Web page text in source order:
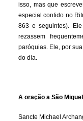
isso, mas que
especial contido no
863 e seguintes).
rezassem
paróquias. Ele, por
do dia.
A oração a São
Sancte Michael